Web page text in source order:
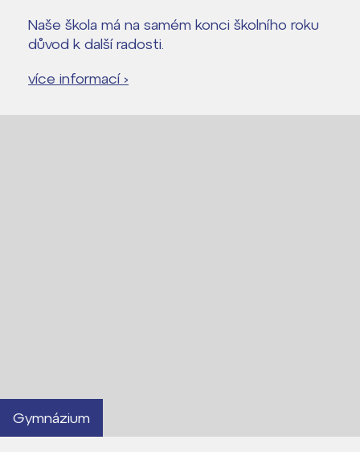
Naše škola má na samém konci školního roku
důvod k další radosti.
více informací ›
Gymnázium